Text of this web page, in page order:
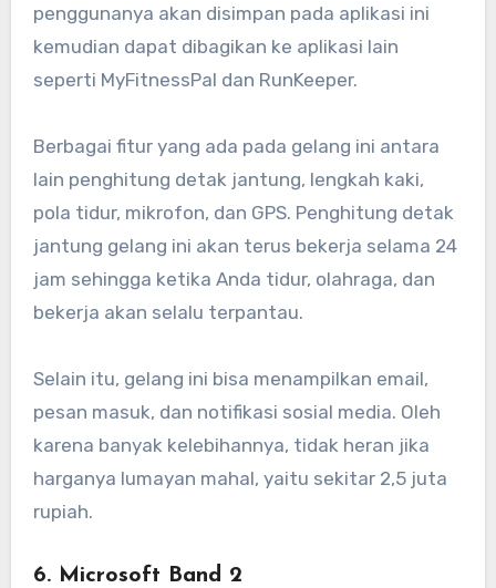
penggunanya akan disimpan pada aplikasi ini
kemudian dapat dibagikan ke aplikasi lain
seperti MyFitnessPal dan RunKeeper.
Berbagai fitur yang ada pada gelang ini antara
lain penghitung detak jantung, lengkah kaki,
pola tidur, mikrofon, dan GPS. Penghitung detak
jantung gelang ini akan terus bekerja selama 24
jam sehingga ketika Anda tidur, olahraga, dan
bekerja akan selalu terpantau.
Selain itu, gelang ini bisa menampilkan email,
pesan masuk, dan notifikasi sosial media. Oleh
karena banyak kelebihannya, tidak heran jika
harganya lumayan mahal, yaitu sekitar 2,5 juta
rupiah.
6. Microsoft Band 2